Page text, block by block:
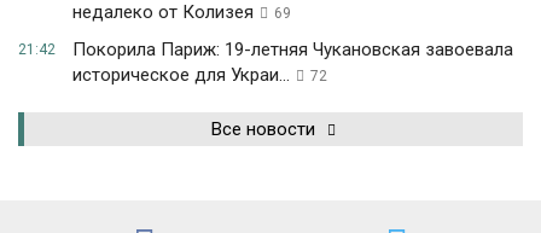
недалеко от Колизея
69
21:42
Покорила Париж: 19-летняя Чукановская завоевала
историческое для Украи...
72
Все новости